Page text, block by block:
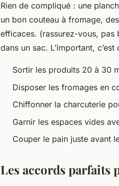
Rien de compliqué : une
un bon couteau à fromage,
efficaces. (rassurez-vous, pas
dans un sac. L’important,
Sortir les produits 20 à 30
Disposer les fromages en
Chiffonner la charcuterie
Garnir les espaces vides
Couper le pain juste avant
Les accords parfaits